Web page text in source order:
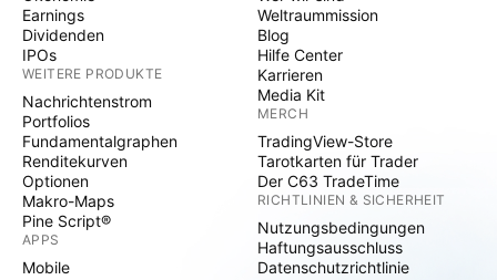
Earnings
Dividenden
IPOs
WEITERE PRODUKTE
Nachrichtenstrom
Portfolios
Fundamentalgraphen
Renditekurven
Optionen
Makro-Maps
Pine Script®
APPS
Mobile
Weltraummission
Blog
Hilfe Center
Karrieren
Media Kit
MERCH
TradingView-Store
Tarotkarten für Trader
Der C63 TradeTime
RICHTLINIEN & SICHERHEIT
Nutzungsbedingungen
Haftungsausschluss
Datenschutzrichtlinie